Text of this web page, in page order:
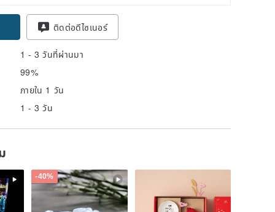
ติดต่อดีไซเนอร์
1 - 3 วันที่ผ่านมา
99%
ภายใน 1 วัน
1 - 3 วัน
-40%